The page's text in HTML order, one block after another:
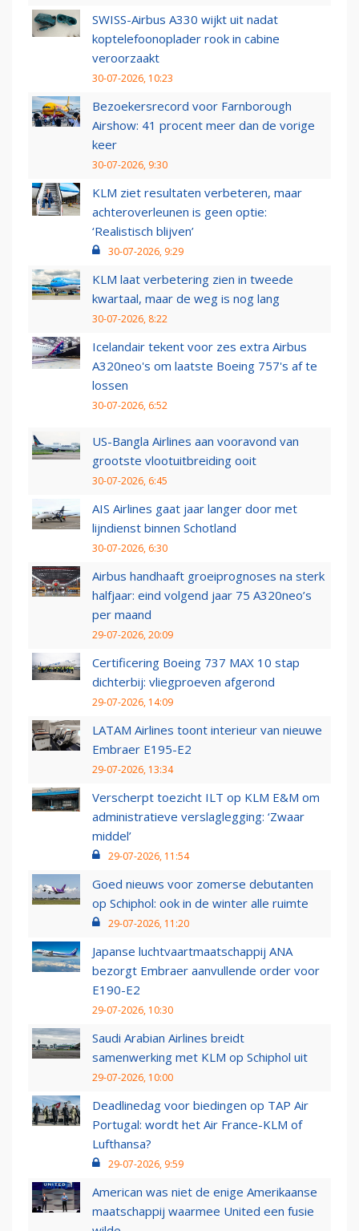
SWISS-Airbus A330 wijkt uit nadat
koptelefoonoplader rook in cabine
veroorzaakt
30-07-2026, 10:23
Bezoekersrecord voor Farnborough
Airshow: 41 procent meer dan de vorige
keer
30-07-2026, 9:30
KLM ziet resultaten verbeteren, maar
achteroverleunen is geen optie:
‘Realistisch blijven’
30-07-2026, 9:29
KLM laat verbetering zien in tweede
kwartaal, maar de weg is nog lang
30-07-2026, 8:22
Icelandair tekent voor zes extra Airbus
A320neo's om laatste Boeing 757's af te
lossen
30-07-2026, 6:52
US-Bangla Airlines aan vooravond van
grootste vlootuitbreiding ooit
30-07-2026, 6:45
AIS Airlines gaat jaar langer door met
lijndienst binnen Schotland
30-07-2026, 6:30
Airbus handhaaft groeiprognoses na sterk
halfjaar: eind volgend jaar 75 A320neo’s
per maand
29-07-2026, 20:09
Certificering Boeing 737 MAX 10 stap
dichterbij: vliegproeven afgerond
29-07-2026, 14:09
LATAM Airlines toont interieur van nieuwe
Embraer E195-E2
29-07-2026, 13:34
Verscherpt toezicht ILT op KLM E&M om
administratieve verslaglegging: ‘Zwaar
middel’
29-07-2026, 11:54
Goed nieuws voor zomerse debutanten
op Schiphol: ook in de winter alle ruimte
29-07-2026, 11:20
Japanse luchtvaartmaatschappij ANA
bezorgt Embraer aanvullende order voor
E190-E2
29-07-2026, 10:30
Saudi Arabian Airlines breidt
samenwerking met KLM op Schiphol uit
29-07-2026, 10:00
Deadlinedag voor biedingen op TAP Air
Portugal: wordt het Air France-KLM of
Lufthansa?
29-07-2026, 9:59
American was niet de enige Amerikaanse
maatschappij waarmee United een fusie